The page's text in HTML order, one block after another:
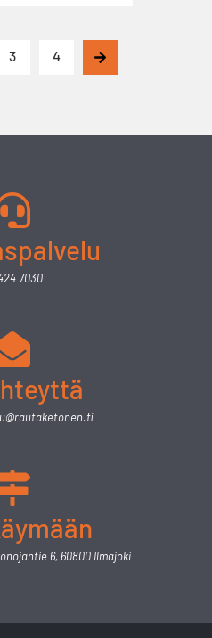
3 4
7030
6, 60800 Ilmajoki